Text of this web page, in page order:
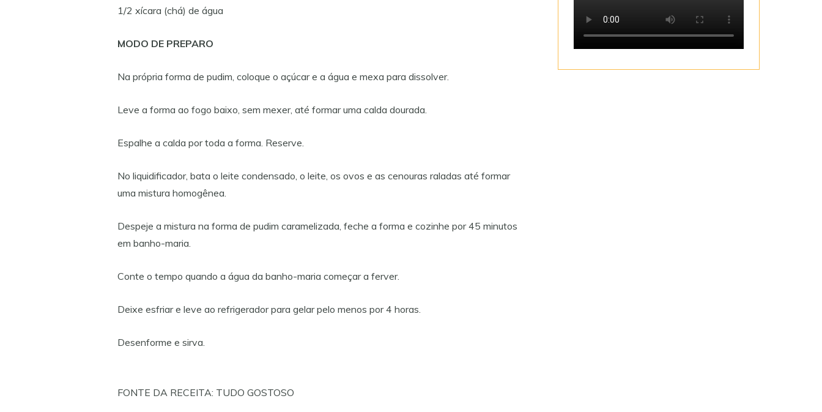
1/2 xícara (chá) de água
MODO DE PREPARO
Na própria forma de pudim, coloque o açúcar e a água e mexa para dissolver.
Leve a forma ao fogo baixo, sem mexer, até formar uma calda dourada.
Espalhe a calda por toda a forma. Reserve.
No liquidificador, bata o leite condensado, o leite, os ovos e as cenouras raladas até formar
uma mistura homogênea.
Despeje a mistura na forma de pudim caramelizada, feche a forma e cozinhe por 45 minutos
em banho-maria.
Conte o tempo quando a água da banho-maria começar a ferver.
Deixe esfriar e leve ao refrigerador para gelar pelo menos por 4 horas.
Desenforme e sirva.
FONTE DA RECEITA: TUDO GOSTOSO